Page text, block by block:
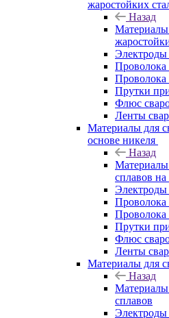
жаростойких
Назад
Электроды
Проволока
Прутки
Флюс
Ленты
Материалы для
основе никеля
Назад
Материалы
сплавов
Электроды
Проволока
Прутки
Флюс
Ленты
Материалы для
Назад
Материалы
сплавов
Электроды